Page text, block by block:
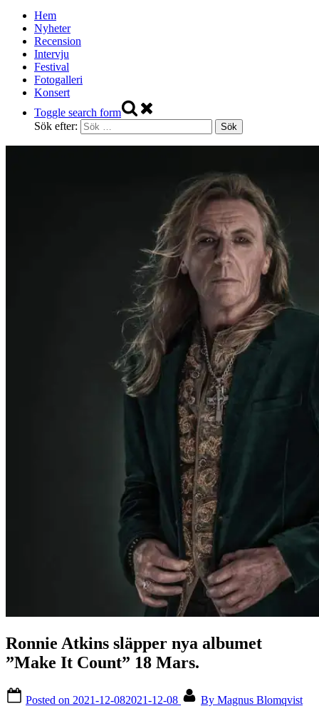
Hem
Nyheter
Recension
Intervju
Festival
Fotogalleri
Konsert
Toggle search form
Sök efter:
Ronnie Atkins släpper nya albumet
”Make It Count” 18 Mars.
Posted on 2021-12-082021-12-08 By Magnus Blomqvist